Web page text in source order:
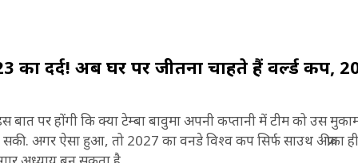
का दर्द! अब घर पर जीतना चाहते हैं वर्ल्ड कप,
बात पर होंगी कि क्या टेम्बा बावुमा अपनी कप्तानी में टीम को उस
अगर ऐसा हुआ, तो 2027 का वनडे विश्व कप सिर्फ साउथ अफ्रीका